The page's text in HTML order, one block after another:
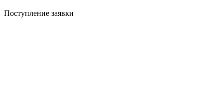
Поступление заявки